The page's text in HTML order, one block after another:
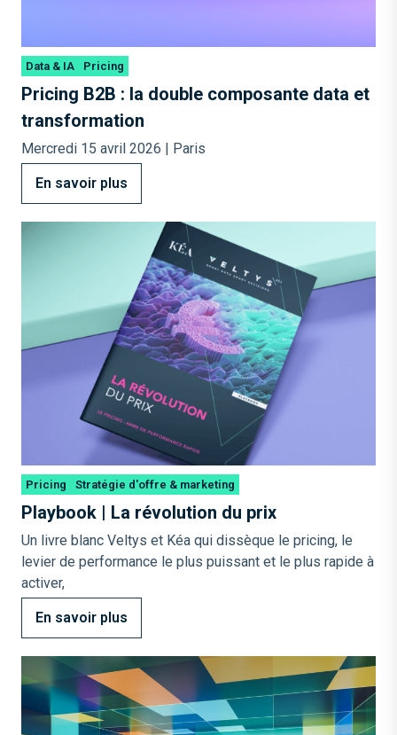
Data & IA Pricing
Pricing B2B : la double composante data et
transformation
Mercredi 15 avril 2026 | Paris
En savoir plus
Pricing Stratégie d'offre & marketing
Playbook | La révolution du prix
Un livre blanc Veltys et Kéa qui dissèque le pricing, le
levier de performance le plus puissant et le plus rapide à
activer,
En savoir plus